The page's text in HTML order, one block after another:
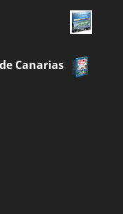
Canarias